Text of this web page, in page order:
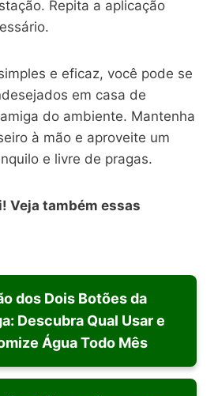
Repita a aplicação
e eficaz, você pode se
em casa de
do ambiente. Mantenha
à mão e aproveite um
e livre de pragas.
Veja também essas
dos Dois Botões da
Descubra Qual Usar e
Água Todo Mês